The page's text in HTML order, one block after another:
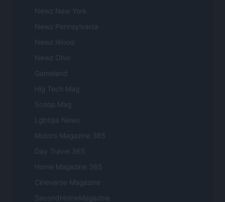
Newz New York
Newz Pennsylvania
Newz Illinois
Newz Ohio
Gameland
Hig Tech Mag
Scoop Mag
Lgbtqia News
Motors Magazine 365
Day Travel 365
Home Magazine 365
Cineverse Magazine
SecondHomeMagazine